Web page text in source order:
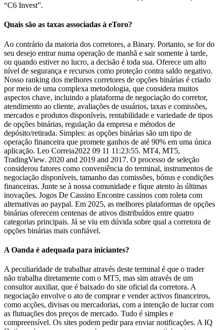
“C6 Invest”.
Quais são as taxas associadas à eToro?
Ao contrário da maioria dos corretores, a Binary. Portanto, se for do
seu desejo entrar numa operação de manhã e sair somente à tarde,
ou quando estiver no lucro, a decisão é toda sua. Oferece um alto
nível de segurança e recursos como proteção contra saldo negativo.
Nosso ranking dos melhores corretores de opções binárias é criado
por meio de uma complexa metodologia, que considera muitos
aspectos chave, incluindo a plataforma de negociação do corretor,
atendimento ao cliente, avaliações de usuários, taxas e comissões,
mercados e produtos disponíveis, rentabilidade e variedade de tipos
de opções binárias, regulação da empresa e métodos de
depósito/retirada. Simples: as opções binárias são um tipo de
operação financeira que promete ganhos de até 90% em uma única
aplicação. Leo Correia2022 09 11 11:23:55. MT4, MT5,
TradingView. 2020 and 2019 and 2017. O processo de seleção
considerou fatores como conveniência do terminal, instrumentos de
negociação disponíveis, tamanho das comissões, bónus e condições
financeiras. Junte se à nossa comunidade e fique atento às últimas
inovações. Jogos De Cassino Encontre cassinos com roleta com
alternativas ao paypal. Em 2025, as melhores plataformas de opções
binárias oferecem centenas de ativos distribuídos entre quatro
categorias principais. Já se viu em dúvida sobre qual a corretora de
opções binárias mais confiável.
A Oanda é adequada para iniciantes?
A peculiaridade de trabalhar através deste terminal é que o trader
não trabalha diretamente com o MT5, mas sim através de um
consultor auxiliar, que é baixado do site oficial da corretora. A
negociação envolve o ato de comprar e vender activos financeiros,
como acções, divisas ou mercadorias, com a intenção de lucrar com
as flutuações dos preços de mercado. Tudo é simples e
compreensível. Os sites podem pedir para enviar notificações. A IQ